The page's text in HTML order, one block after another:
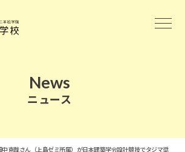
News
ニュース
中克哉さん（上島ゼミ所属）が日本建築学会設計競技でタジマ奨